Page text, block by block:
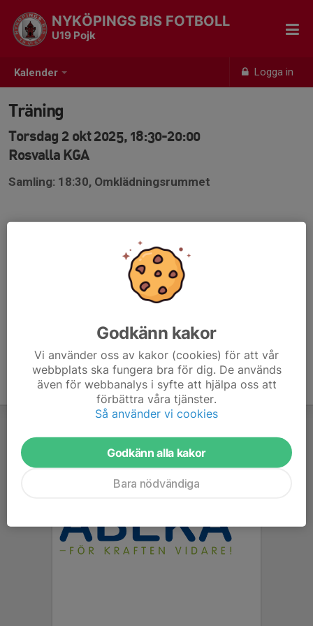
Kalender Logga in
NYKÖPINGS BIS FOTBOLL
U19 Pojk
Träning
Torsdag 2 okt 2025, 18:30-20:00
Rosvalla KGA
Samling: 18:30, Omklädningsrummet
Godkänn kakor
Vi använder oss av kakor (cookies) för att vår
webbplats ska fungera bra för dig. De används
även för webbanalys i syfte att hjälpa oss att
förbättra våra tjänster.
Så använder vi cookies
Godkänn alla kakor
Bara nödvändiga